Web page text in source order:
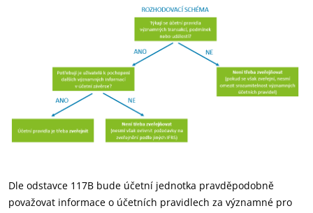
Dle odstavce 117B bude účetní jednotka pravděpodobně
považovat informace o účetních pravidlech za významné pro